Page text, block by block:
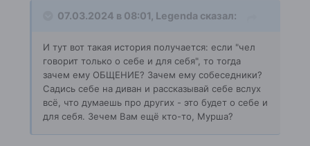
07.03.2024 в 08:01, Legenda сказал:
И тут вот такая история получается: если "чел
говорит только о себе и для себя", то тогда
зачем ему ОБЩЕНИЕ? Зачем ему собеседники?
Садись себе на диван и рассказывай себе вслух
всё, что думаешь про других - это будет о себе и
для себя. Зечем Вам ещё кто-то, Мурша?